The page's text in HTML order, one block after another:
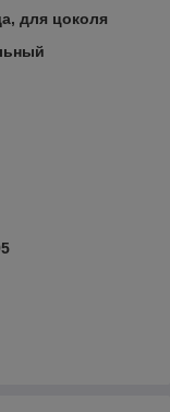
для цоколя